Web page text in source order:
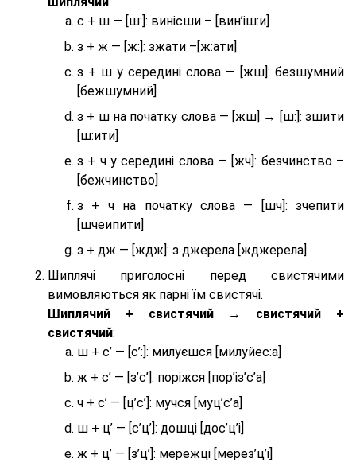
с + ш — [ш:]: винісши – [вин’іш:и]
з + ж — [ж:]: зжати –[ж:ати]
з + ш у середині слова — [жш]: безшумний
[бежшумний]
з + ш на початку слова — [жш] → [ш:]: зшити
[ш:ити]
з + ч у середині слова — [жч]: безчинство –
[бежчинство]
з + ч на початку слова — [шч]: зчепити
[шчеипити]
з + дж — [ждж]: з джерела [жджерела]
Шиплячі приголосні перед свистячими
вимовляються як парні їм свистячі.
Шиплячий + свистячий → свистячий +
свистячий:
ш + с’ — [с’:]: милуєшся [милуйес:а]
ж + с’ — [з’с’]: поріжся [пор’із’с’а]
ч + с’ — [ц’с’]: мучся [муц’с’а]
ш + ц’ — [с’ц’]: дошці [дос’ц’і]
ж + ц’ — [з’ц’]: мережці [мерез’ц’і]